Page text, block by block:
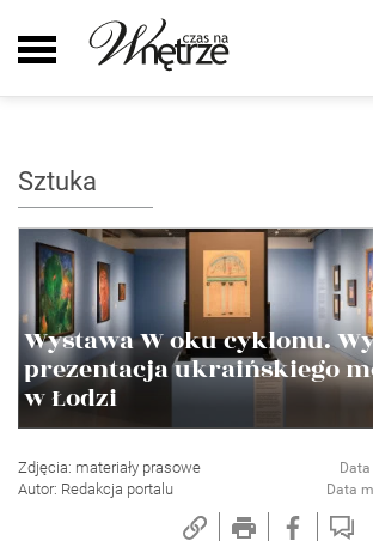
Sztuka
Wystawa W oku cyklonu.
prezentacja ukraińskiego
w Łodzi
Zdjęcia: materiały prasowe
Autor: Redakcja portalu
Data